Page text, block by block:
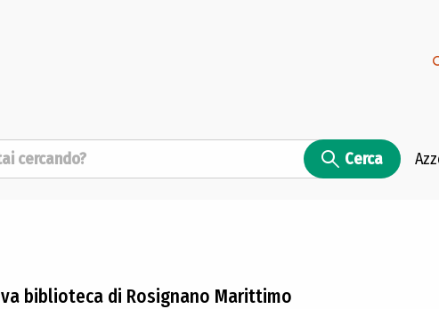
Cerca
biblioteca di Rosignano Marittimo